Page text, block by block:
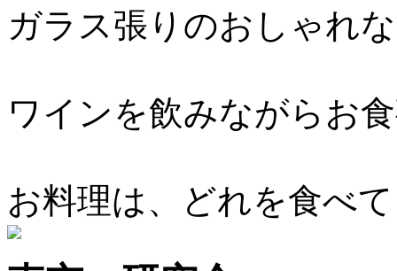
ガラス張りのおしゃれ
ワインを飲みながらお
お料理は、どれを食べ